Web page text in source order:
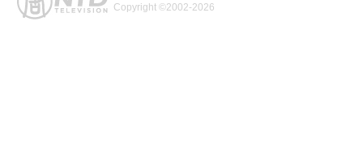
Copyright ©2002-2026